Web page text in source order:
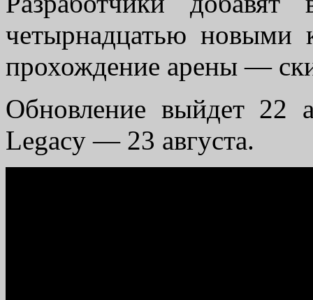
четырнадцатью новыми
прохождение арены —
Обновление выйдет 22
Legacy — 23 августа.